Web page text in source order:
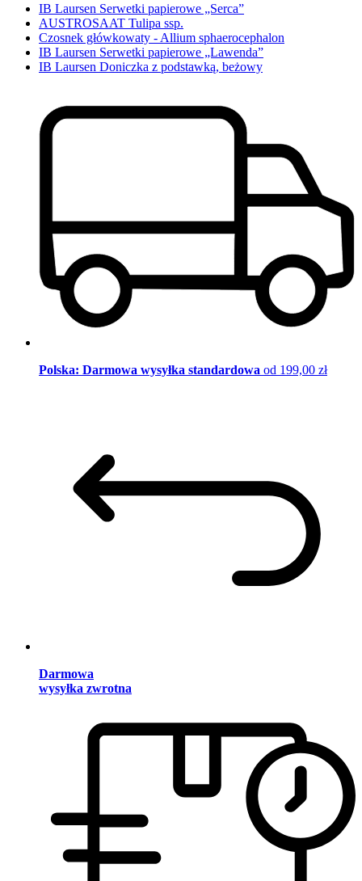
IB Laursen Serwetki papierowe „Serca”
AUSTROSAAT Tulipa ssp.
Czosnek główkowaty - Allium sphaerocephalon
IB Laursen Serwetki papierowe „Lawenda”
IB Laursen Doniczka z podstawką, beżowy
Polska: Darmowa wysyłka standardowa od 199,00 zł
Darmowa
wysyłka zwrotna